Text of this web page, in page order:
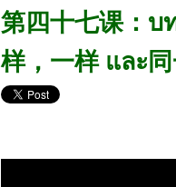
第四十七课：บ
样，一样 และ